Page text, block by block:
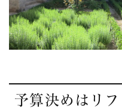
予算決めはリ